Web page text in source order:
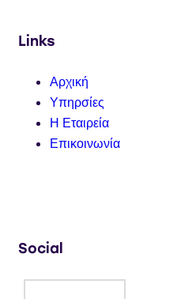
Links
Αρχική
Υπηρσίες
Η Εταιρεία
Επικοινωνία
Social